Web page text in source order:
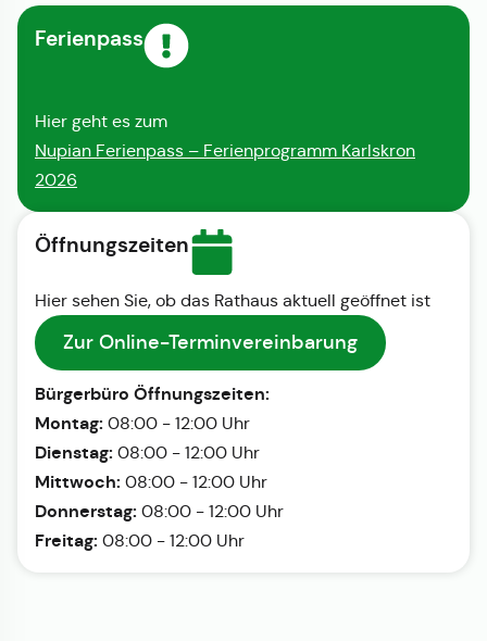
Ferienpass
Hier geht es zum
Nupian Ferienpass – Ferienprogramm Karlskron
2026
Öffnungszeiten
Hier sehen Sie, ob das Rathaus aktuell geöffnet ist
Zur Online-Terminvereinbarung
Bürgerbüro Öffnungszeiten:
Montag: 08:00 - 12:00 Uhr
Dienstag: 08:00 - 12:00 Uhr
Mittwoch: 08:00 - 12:00 Uhr
Donnerstag: 08:00 - 12:00 Uhr
Freitag: 08:00 - 12:00 Uhr